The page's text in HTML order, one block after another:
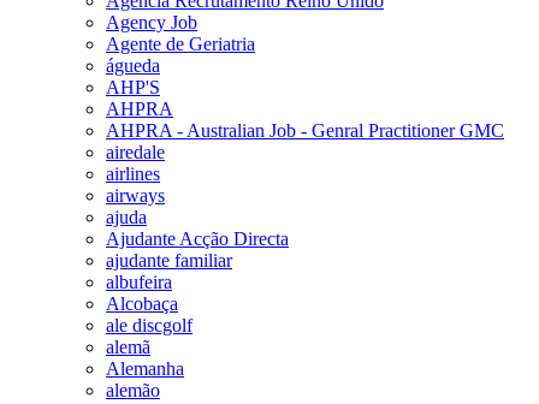
Agency Job
Agente de Geriatria
águeda
AHP'S
AHPRA
AHPRA - Australian Job - Genral Practitioner GMC
airedale
airlines
airways
ajuda
Ajudante Acção Directa
ajudante familiar
albufeira
Alcobaça
ale discgolf
alemã
Alemanha
alemão